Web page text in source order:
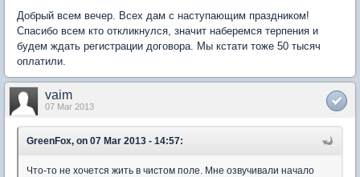
Добрый всем вечер. Всех дам с наступающим праздником!
Спасибо всем кто откликнулся, значит наберемся терпения и
будем ждать регистрации договора. Мы кстати тоже 50 тысяч
оплатили.
vaim
07 Mar 2013
GreenFox, on 07 Mar 2013 - 14:57:
Что-то не хочется жить в чистом поле. Мне озвучивали начало